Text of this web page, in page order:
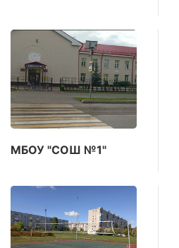
МБОУ "СОШ №1"